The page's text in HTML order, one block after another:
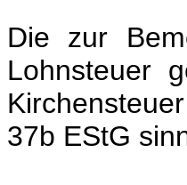
Die zur
Lohnsteuer
37b EStG